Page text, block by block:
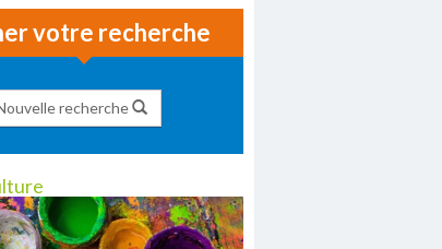
votre recherche
recherche